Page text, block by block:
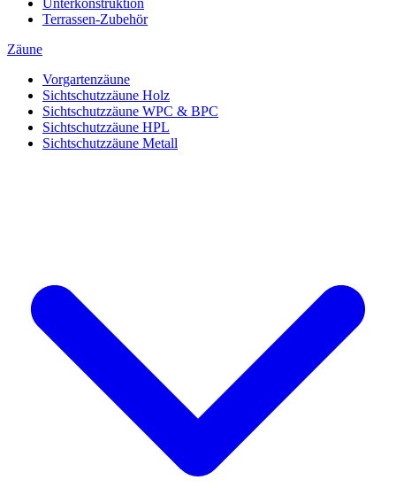
Unterkonstruktion
Terrassen-Zubehör
Zäune
Vorgartenzäune
Sichtschutzzäune Holz
Sichtschutzzäune WPC & BPC
Sichtschutzzäune HPL
Sichtschutzzäune Metall